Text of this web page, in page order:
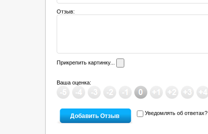
Отзыв:
Прикрепить картинку...
Ваша оценка:
Уведомлять об ответах?